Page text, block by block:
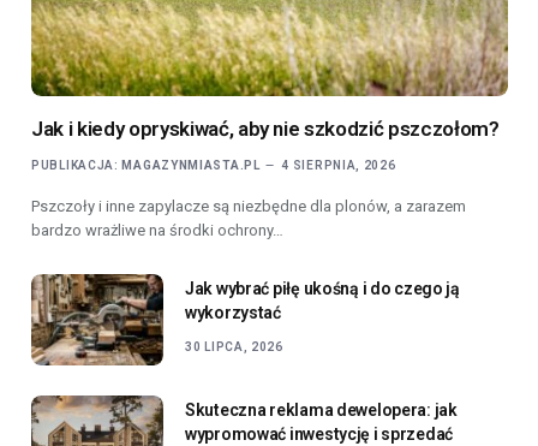
Jak i kiedy opryskiwać, aby nie szkodzić pszczołom?
PUBLIKACJA: MAGAZYNMIASTA.PL 4 SIERPNIA, 2026
Pszczoły i inne zapylacze są niezbędne dla plonów, a zarazem
bardzo wrażliwe na środki ochrony…
Jak wybrać piłę ukośną i do czego ją
wykorzystać
30 LIPCA, 2026
Skuteczna reklama dewelopera: jak
wypromować inwestycję i sprzedać